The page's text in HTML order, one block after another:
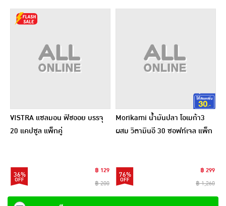
VISTRA แซลมอน ฟิชออย บรรจุ
20 แคปซูล แพ็กคู่
36%
฿ 129
฿ 200
Morikami น้ำมันปลา โอเมก้า3
ผสม วิตามินอี 30 ซอฟท์เจล แพ็ก
76%
฿ 299
฿ 1,260